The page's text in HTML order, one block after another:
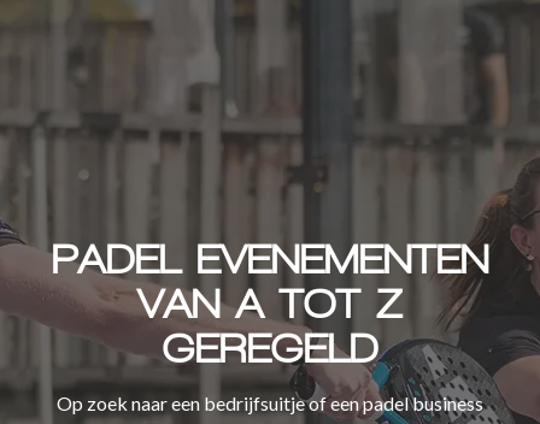
PADEL EVENEMENTEN
VAN A TOT Z
GEREGELD
Op zoek naar een bedrijfsuitje of een padel business